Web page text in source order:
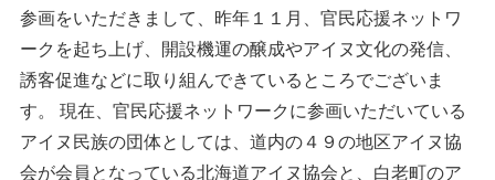
参画をいただきまして、昨年１１月、官民応援ネットワ
ークを起ち上げ、開設機運の醸成やアイヌ文化の発信、
誘客促進などに取り組んできているところでございま
す。 現在、官民応援ネットワークに参画いただいている
アイヌ民族の団体としては、道内の４９の地区アイヌ協
会が会員となっている北海道アイヌ協会と、白老町のア